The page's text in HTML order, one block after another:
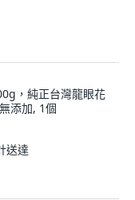
，純正台灣龍眼花
添加, 1個
送達